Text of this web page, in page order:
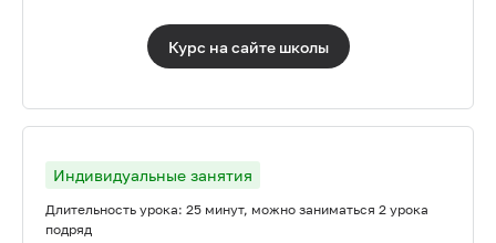
Курс на сайте школы
Индивидуальные занятия
Длительность урока: 25 минут, можно заниматься 2 урока
подряд